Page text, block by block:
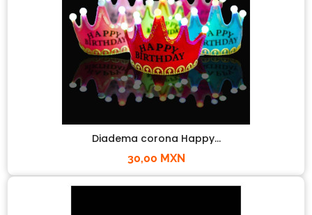
Diadema corona Happy...
30,00 MXN